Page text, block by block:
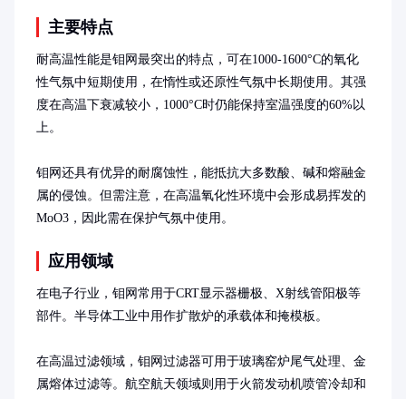
主要特点
耐高温性能是钼网最突出的特点，可在1000-1600°C的氧化
性气氛中短期使用，在惰性或还原性气氛中长期使用。其强
度在高温下衰减较小，1000°C时仍能保持室温强度的60%以
上。
钼网还具有优异的耐腐蚀性，能抵抗大多数酸、碱和熔融金
属的侵蚀。但需注意，在高温氧化性环境中会形成易挥发的
MoO3，因此需在保护气氛中使用。
应用领域
在电子行业，钼网常用于CRT显示器栅极、X射线管阳极等
部件。半导体工业中用作扩散炉的承载体和掩模板。
在高温过滤领域，钼网过滤器可用于玻璃窑炉尾气处理、金
属熔体过滤等。航空航天领域则用于火箭发动机喷管冷却和